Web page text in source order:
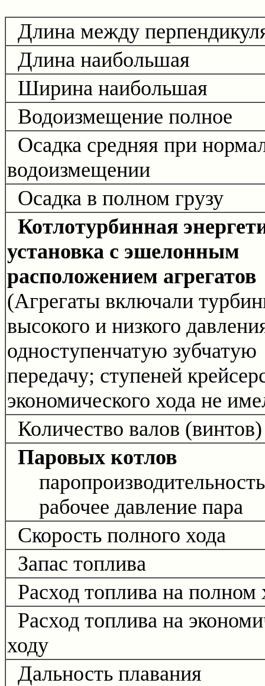
Длина между
Длина наибольшая
Ширина наибольшая
Водоизмещение полное
Осадка средняя при
водоизмещении
Осадка в полном грузу
Котлотурбинная
установка с эшелонным
расположением агрегатов
(Агрегаты включали
высокого и низкого
одноступенчатую зубчатую
передачу; ступеней
экономического хода не
Количество валов (винтов)
Паровых котлов
паропроизводительность
рабочее давление пара
Скорость полного хода
Запас топлива
Расход топлива на полном
Расход топлива на
ходу
Дальность плавания